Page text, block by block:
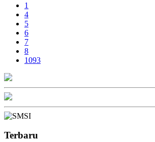
1
4
5
6
7
8
1093
Terbaru